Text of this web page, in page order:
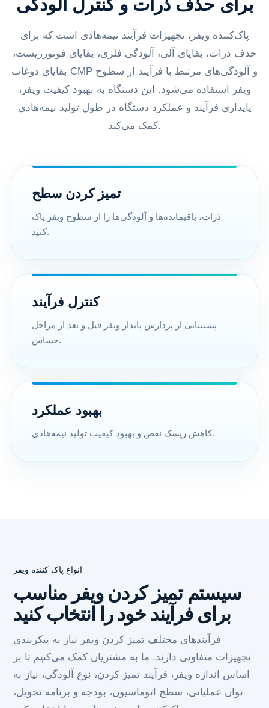
برای حذف ذرات و کنترل آلودگی
پاک‌کننده ویفر، تجهیزات فرآیند نیمه‌هادی است که برای
حذف ذرات، بقایای آلی، آلودگی فلزی، بقایای فوتورزیست،
بقایای دوغاب CMP و آلودگی‌های مرتبط با فرآیند از سطوح
ویفر استفاده می‌شود. این دستگاه به بهبود کیفیت ویفر،
پایداری فرآیند و عملکرد دستگاه در طول تولید نیمه‌هادی
کمک می‌کند.
تمیز کردن سطح
ذرات، باقیمانده‌ها و آلودگی‌ها را از سطوح ویفر پاک
کنید.
کنترل فرآیند
پشتیبانی از پردازش پایدار ویفر قبل و بعد از مراحل
حساس.
بهبود عملکرد
کاهش ریسک نقص و بهبود کیفیت تولید نیمه‌هادی.
انواع پاک کننده ویفر
سیستم تمیز کردن ویفر مناسب
برای فرآیند خود را انتخاب کنید
فرآیندهای مختلف تمیز کردن ویفر نیاز به پیکربندی
تجهیزات متفاوتی دارند. ما به مشتریان کمک می‌کنیم تا بر
اساس اندازه ویفر، فرآیند تمیز کردن، نوع آلودگی، نیاز به
توان عملیاتی، سطح اتوماسیون، بودجه و برنامه تحویل،